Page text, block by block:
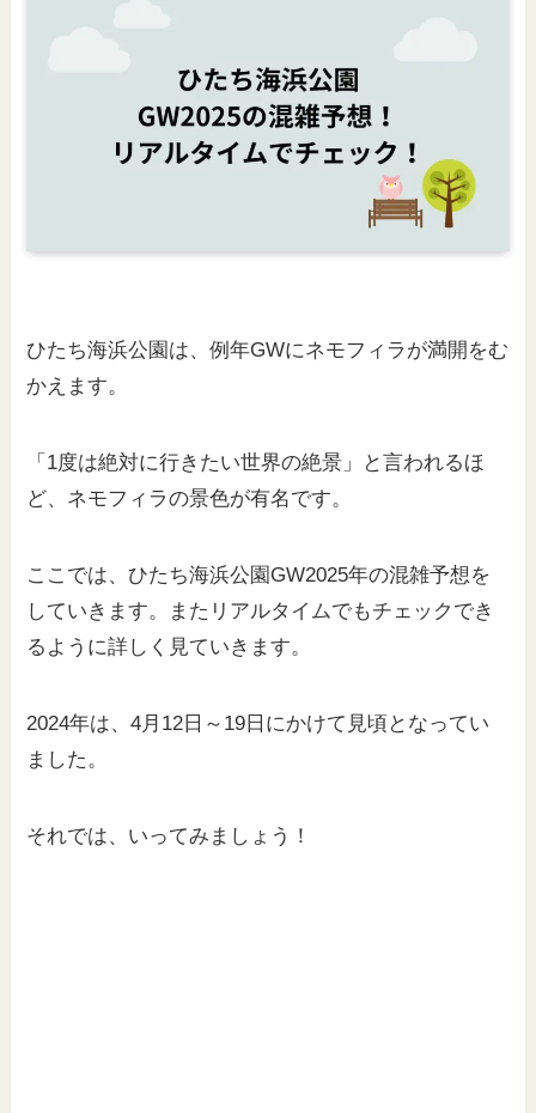
ひたち海浜公園は、例年GWにネモフィラが満開をむ
かえます。
「1度は絶対に行きたい世界の絶景」と言われるほ
ど、ネモフィラの景色が有名です。
ここでは、ひたち海浜公園GW2025年の混雑予想を
していきます。またリアルタイムでもチェックでき
るように詳しく見ていきます。
2024年は、4月12日～19日にかけて見頃となってい
ました。
それでは、いってみましょう！